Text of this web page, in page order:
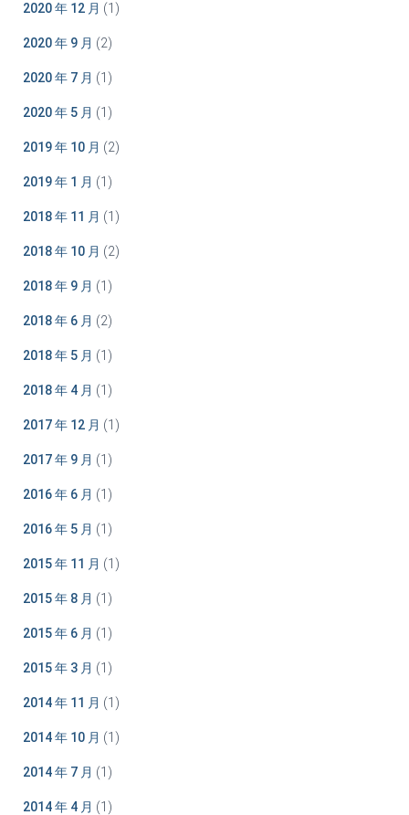
2020 年 12 月 (1)
2020 年 9 月 (2)
2020 年 7 月 (1)
2020 年 5 月 (1)
2019 年 10 月 (2)
2019 年 1 月 (1)
2018 年 11 月 (1)
2018 年 10 月 (2)
2018 年 9 月 (1)
2018 年 6 月 (2)
2018 年 5 月 (1)
2018 年 4 月 (1)
2017 年 12 月 (1)
2017 年 9 月 (1)
2016 年 6 月 (1)
2016 年 5 月 (1)
2015 年 11 月 (1)
2015 年 8 月 (1)
2015 年 6 月 (1)
2015 年 3 月 (1)
2014 年 11 月 (1)
2014 年 10 月 (1)
2014 年 7 月 (1)
2014 年 4 月 (1)